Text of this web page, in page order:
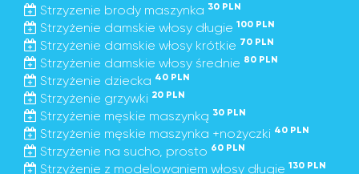
Strzyzenie brody maszynka 30 PLN
Strzyżenie damskie włosy długie 100 PLN
Strzyżenie damskie włosy krótkie 70 PLN
Strzyżenie damskie włosy średnie 80 PLN
Strzyżenie dziecka 40 PLN
Strzyżenie grzywki 20 PLN
Strzyżenie męskie maszynką 30 PLN
Strzyżenie męskie maszynka +nożyczki 40 PLN
Strzyżenie na sucho, prosto 60 PLN
Strzyżenie z modelowaniem włosy długie 130 PLN